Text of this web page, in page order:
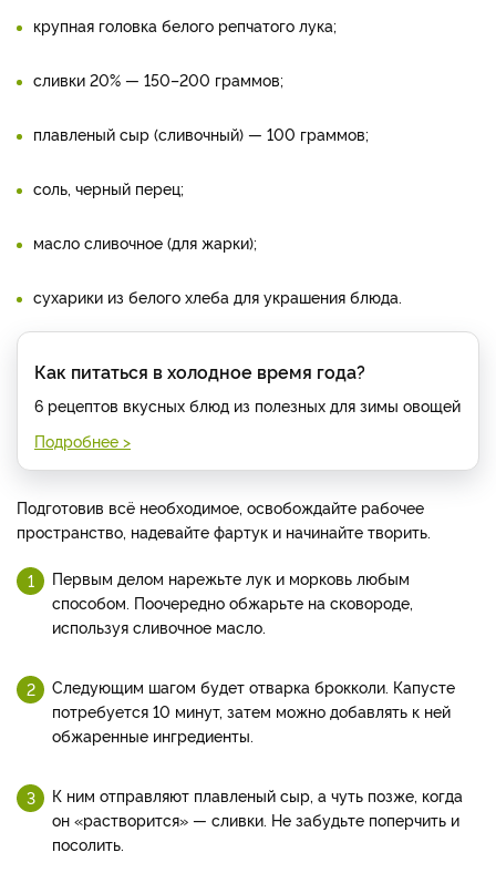
крупная головка белого репчатого лука;
сливки 20% — 150–200 граммов;
плавленый сыр (сливочный) — 100 граммов;
соль, черный перец;
масло сливочное (для жарки);
сухарики из белого хлеба для украшения блюда.
Как питаться в холодное время года?
6 рецептов вкусных блюд из полезных для зимы овощей
Подробнее >
Подготовив всё необходимое, освобождайте рабочее
пространство, надевайте фартук и начинайте творить.
Первым делом нарежьте лук и морковь любым
способом. Поочередно обжарьте на сковороде,
используя сливочное масло.
Следующим шагом будет отварка брокколи. Капусте
потребуется 10 минут, затем можно добавлять к ней
обжаренные ингредиенты.
К ним отправляют плавленый сыр, а чуть позже, когда
он «растворится» — сливки. Не забудьте поперчить и
посолить.